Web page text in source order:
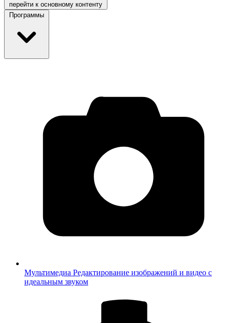
перейти к основному контенту
Программы
Мультимедиа Редактирование изображений и видео с
идеальным звуком